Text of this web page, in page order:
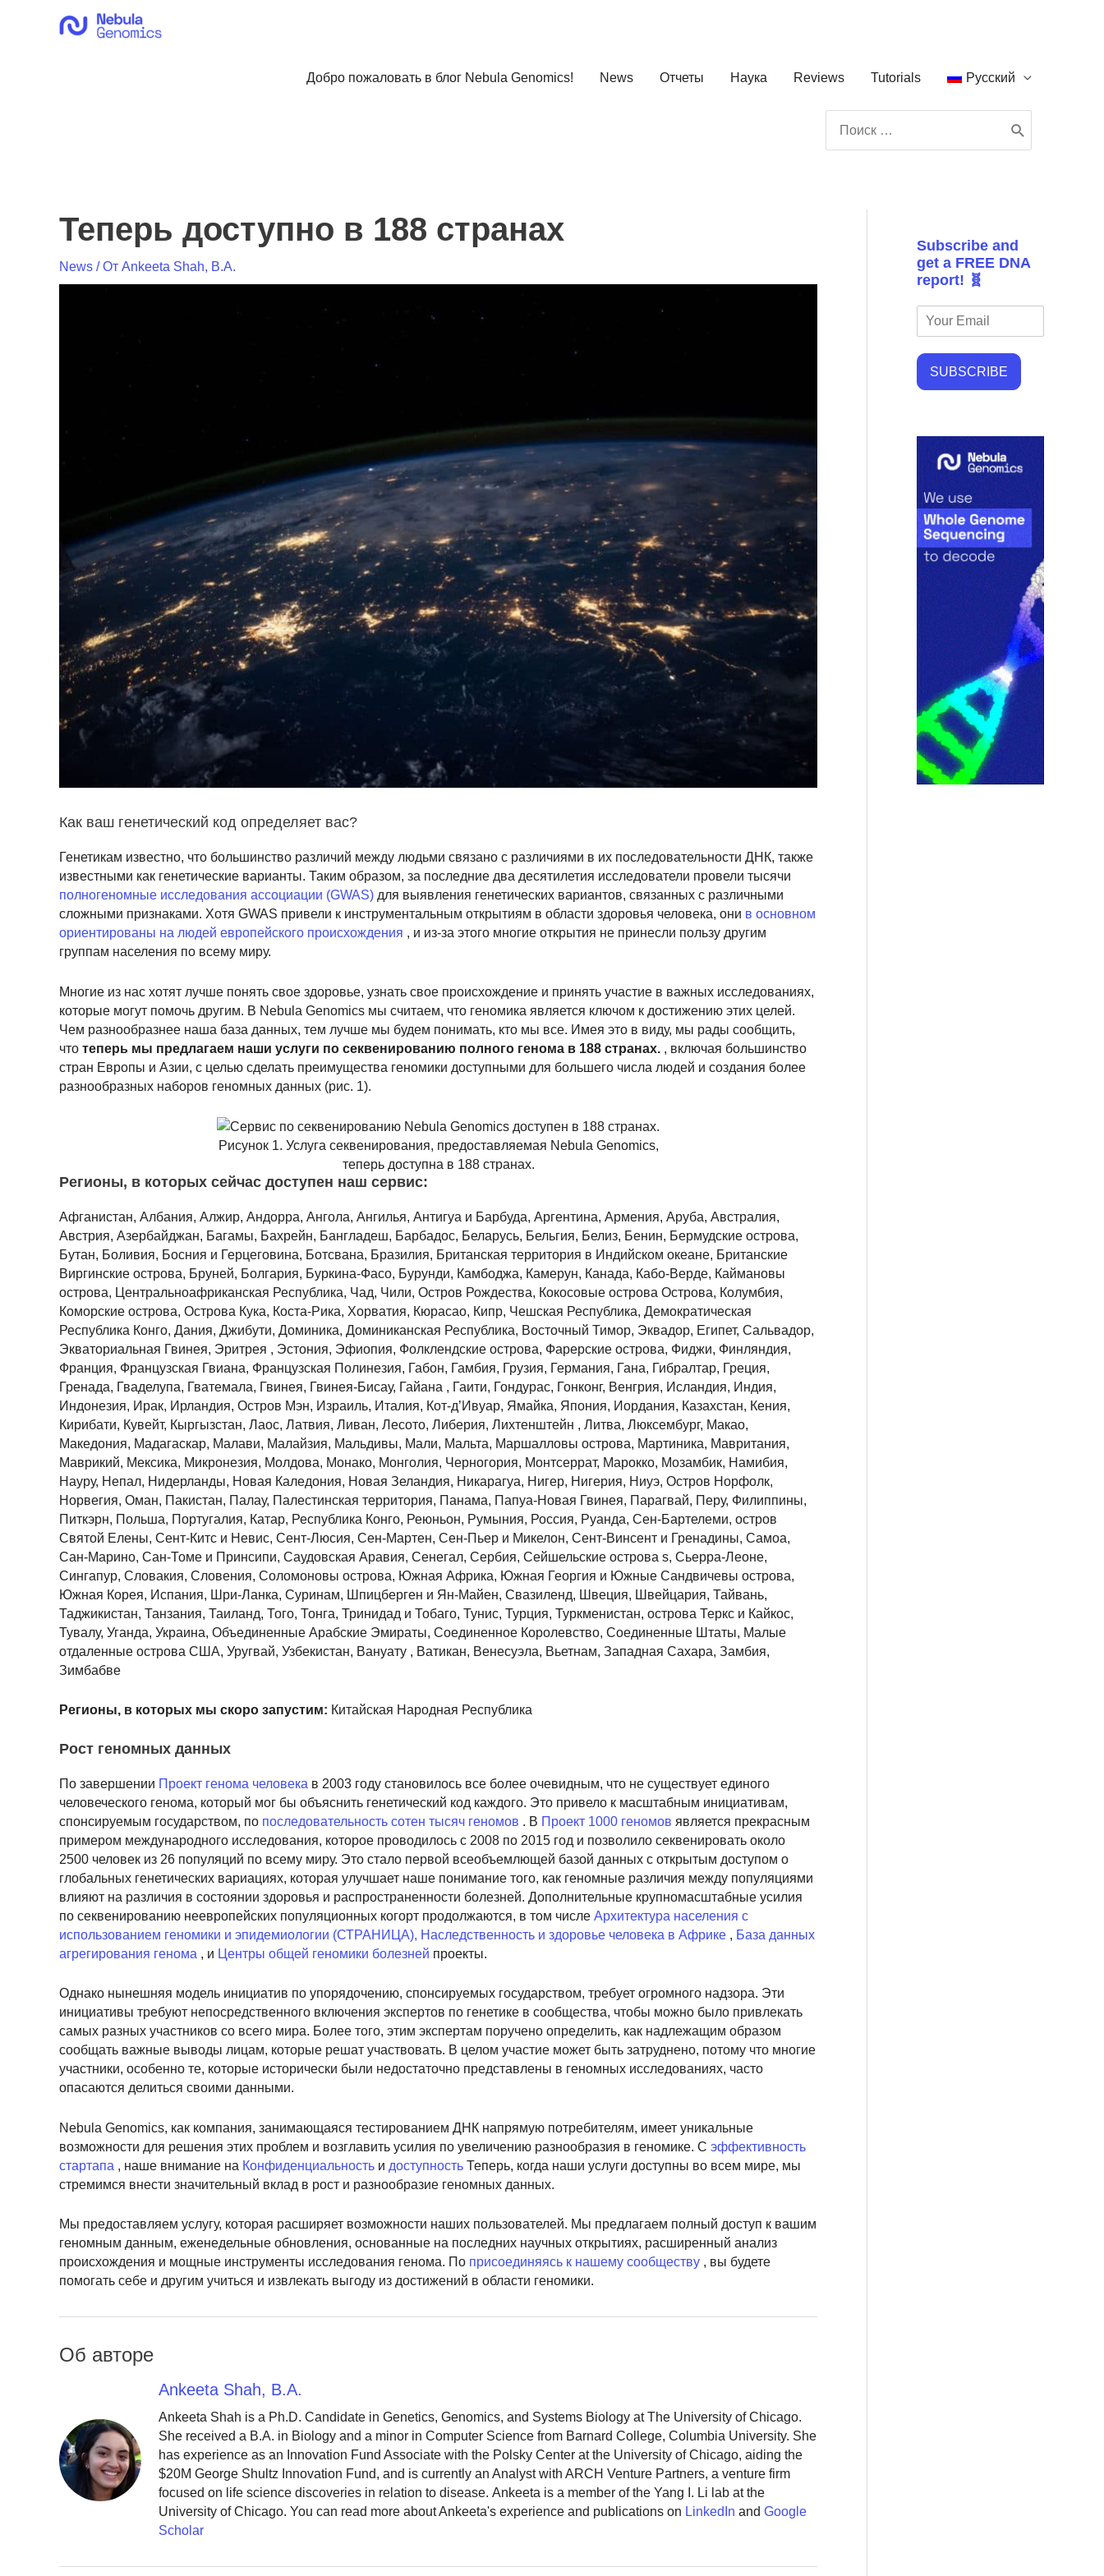
Добро пожаловать в блог Nebula Genomics! News Отчеты Наука Reviews Tutorials Русский
Теперь доступно в 188 странах
News / От Ankeeta Shah, B.A.
Как ваш генетический код определяет вас?
Генетикам известно, что большинство различий между людьми связано с различиями в их последовательности ДНК, также
известными как генетические варианты. Таким образом, за последние два десятилетия исследователи провели тысячи
полногеномные исследования ассоциации (GWAS) для выявления генетических вариантов, связанных с различными
сложными признаками. Хотя GWAS привели к инструментальным открытиям в области здоровья человека, они в основном
ориентированы на людей европейского происхождения , и из-за этого многие открытия не принесли пользу другим
группам населения по всему миру.
Многие из нас хотят лучше понять свое здоровье, узнать свое происхождение и принять участие в важных исследованиях,
которые могут помочь другим. В Nebula Genomics мы считаем, что геномика является ключом к достижению этих целей.
Чем разнообразнее наша база данных, тем лучше мы будем понимать, кто мы все. Имея это в виду, мы рады сообщить,
что теперь мы предлагаем наши услуги по секвенированию полного генома в 188 странах. , включая большинство
стран Европы и Азии, с целью сделать преимущества геномики доступными для большего числа людей и создания более
разнообразных наборов геномных данных (рис. 1).
Рисунок 1. Услуга секвенирования, предоставляемая Nebula Genomics,
теперь доступна в 188 странах.
Регионы, в которых сейчас доступен наш сервис:
Афганистан, Албания, Алжир, Андорра, Ангола, Ангилья, Антигуа и Барбуда, Аргентина, Армения, Аруба, Австралия,
Австрия, Азербайджан, Багамы, Бахрейн, Бангладеш, Барбадос, Беларусь, Бельгия, Белиз, Бенин, Бермудские острова,
Бутан, Боливия, Босния и Герцеговина, Ботсвана, Бразилия, Британская территория в Индийском океане, Британские
Виргинские острова, Бруней, Болгария, Буркина-Фасо, Бурунди, Камбоджа, Камерун, Канада, Кабо-Верде, Каймановы
острова, Центральноафриканская Республика, Чад, Чили, Остров Рождества, Кокосовые острова Острова, Колумбия,
Коморские острова, Острова Кука, Коста-Рика, Хорватия, Кюрасао, Кипр, Чешская Республика, Демократическая
Республика Конго, Дания, Джибути, Доминика, Доминиканская Республика, Восточный Тимор, Эквадор, Египет, Сальвадор,
Экваториальная Гвинея, Эритрея , Эстония, Эфиопия, Фолклендские острова, Фарерские острова, Фиджи, Финляндия,
Франция, Французская Гвиана, Французская Полинезия, Габон, Гамбия, Грузия, Германия, Гана, Гибралтар, Греция,
Гренада, Гваделупа, Гватемала, Гвинея, Гвинея-Бисау, Гайана , Гаити, Гондурас, Гонконг, Венгрия, Исландия, Индия,
Индонезия, Ирак, Ирландия, Остров Мэн, Израиль, Италия, Кот-д’Ивуар, Ямайка, Япония, Иордания, Казахстан, Кения,
Кирибати, Кувейт, Кыргызстан, Лаос, Латвия, Ливан, Лесото, Либерия, Лихтенштейн , Литва, Люксембург, Макао,
Македония, Мадагаскар, Малави, Малайзия, Мальдивы, Мали, Мальта, Маршалловы острова, Мартиника, Мавритания,
Маврикий, Мексика, Микронезия, Молдова, Монако, Монголия, Черногория, Монтсеррат, Марокко, Мозамбик, Намибия,
Науру, Непал, Нидерланды, Новая Каледония, Новая Зеландия, Никарагуа, Нигер, Нигерия, Ниуэ, Остров Норфолк,
Норвегия, Оман, Пакистан, Палау, Палестинская территория, Панама, Папуа-Новая Гвинея, Парагвай, Перу, Филиппины,
Питкэрн, Польша, Португалия, Катар, Республика Конго, Реюньон, Румыния, Россия, Руанда, Сен-Бартелеми, остров
Святой Елены, Сент-Китс и Невис, Сент-Люсия, Сен-Мартен, Сен-Пьер и Микелон, Сент-Винсент и Гренадины, Самоа,
Сан-Марино, Сан-Томе и Принсипи, Саудовская Аравия, Сенегал, Сербия, Сейшельские острова s, Сьерра-Леоне,
Сингапур, Словакия, Словения, Соломоновы острова, Южная Африка, Южная Георгия и Южные Сандвичевы острова,
Южная Корея, Испания, Шри-Ланка, Суринам, Шпицберген и Ян-Майен, Свазиленд, Швеция, Швейцария, Тайвань,
Таджикистан, Танзания, Таиланд, Того, Тонга, Тринидад и Тобаго, Тунис, Турция, Туркменистан, острова Теркс и Кайкос,
Тувалу, Уганда, Украина, Объединенные Арабские Эмираты, Соединенное Королевство, Соединенные Штаты, Малые
отдаленные острова США, Уругвай, Узбекистан, Вануату , Ватикан, Венесуэла, Вьетнам, Западная Сахара, Замбия,
Зимбабве
Регионы, в которых мы скоро запустим: Китайская Народная Республика
Рост геномных данных
По завершении Проект генома человека в 2003 году становилось все более очевидным, что не существует единого
человеческого генома, который мог бы объяснить генетический код каждого. Это привело к масштабным инициативам,
спонсируемым государством, по последовательность сотен тысяч геномов . В Проект 1000 геномов является прекрасным
примером международного исследования, которое проводилось с 2008 по 2015 год и позволило секвенировать около
2500 человек из 26 популяций по всему миру. Это стало первой всеобъемлющей базой данных с открытым доступом о
глобальных генетических вариациях, которая улучшает наше понимание того, как геномные различия между популяциями
влияют на различия в состоянии здоровья и распространенности болезней. Дополнительные крупномасштабные усилия
по секвенированию неевропейских популяционных когорт продолжаются, в том числе Архитектура населения с
использованием геномики и эпидемиологии (СТРАНИЦА), Наследственность и здоровье человека в Африке , База данных
агрегирования генома , и Центры общей геномики болезней проекты.
Однако нынешняя модель инициатив по упорядочению, спонсируемых государством, требует огромного надзора. Эти
инициативы требуют непосредственного включения экспертов по генетике в сообщества, чтобы можно было привлекать
самых разных участников со всего мира. Более того, этим экспертам поручено определить, как надлежащим образом
сообщать важные выводы лицам, которые решат участвовать. В целом участие может быть затруднено, потому что многие
участники, особенно те, которые исторически были недостаточно представлены в геномных исследованиях, часто
опасаются делиться своими данными.
Nebula Genomics, как компания, занимающаяся тестированием ДНК напрямую потребителям, имеет уникальные
возможности для решения этих проблем и возглавить усилия по увеличению разнообразия в геномике. С эффективность
стартапа , наше внимание на Конфиденциальность и доступность Теперь, когда наши услуги доступны во всем мире, мы
стремимся внести значительный вклад в рост и разнообразие геномных данных.
Мы предоставляем услугу, которая расширяет возможности наших пользователей. Мы предлагаем полный доступ к вашим
геномным данным, еженедельные обновления, основанные на последних научных открытиях, расширенный анализ
происхождения и мощные инструменты исследования генома. По присоединяясь к нашему сообществу , вы будете
помогать себе и другим учиться и извлекать выгоду из достижений в области геномики.
Об авторе
Ankeeta Shah, B.A.
Ankeeta Shah is a Ph.D. Candidate in Genetics, Genomics, and Systems Biology at The University of Chicago.
She received a B.A. in Biology and a minor in Computer Science from Barnard College, Columbia University. She
has experience as an Innovation Fund Associate with the Polsky Center at the University of Chicago, aiding the
$20M George Shultz Innovation Fund, and is currently an Analyst with ARCH Venture Partners, a venture firm
focused on life science discoveries in relation to disease. Ankeeta is a member of the Yang I. Li lab at the
University of Chicago. You can read more about Ankeeta's experience and publications on LinkedIn andGoogle
Scholar
Subscribe and
get a FREE DNA
report! 🧬
SUBSCRIBE